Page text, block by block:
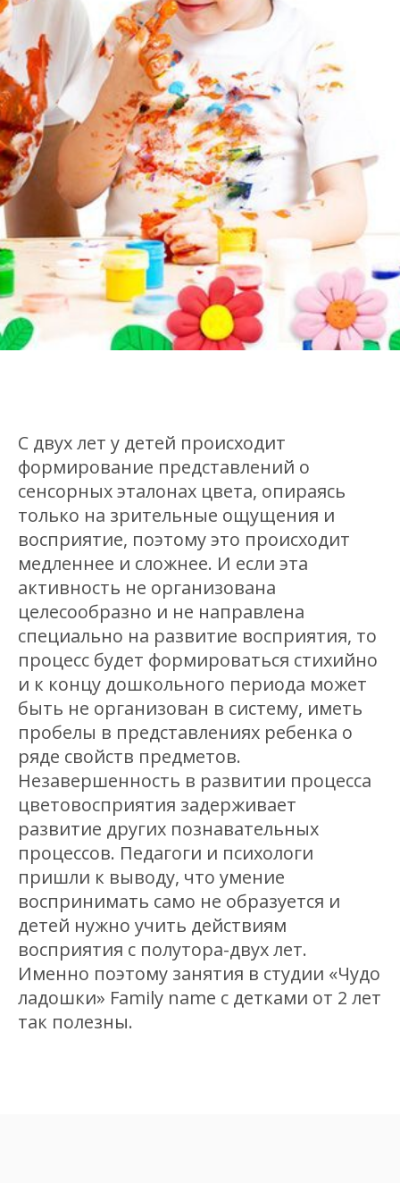
C двух лет у детей происходит
формирование представлений о
сенсорных эталонах цвета, опираясь
только на зрительные ощущения и
восприятие, поэтому это происходит
медленнее и сложнее. И если эта
активность не организована
целесообразно и не направлена
специально на развитие восприятия, то
процесс будет формироваться стихийно
и к концу дошкольного периода может
быть не организован в систему, иметь
пробелы в представлениях ребенка о
ряде свойств предметов.
Незавершенность в развитии процесса
цветовосприятия задерживает
развитие других познавательных
процессов. Педагоги и психологи
пришли к выводу, что умение
воспринимать само не образуется и
детей нужно учить действиям
восприятия c полутора-двух лет.
Именно поэтому занятия в студии «Чудо
ладошки» Family name с детками от 2 лет
так полезны.